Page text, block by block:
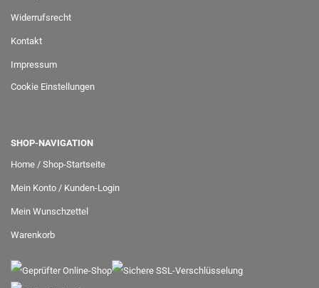
Widerrufsrecht
Kontakt
Impressum
Cookie Einstellungen
SHOP-NAVIGATION
Home / Shop-Startseite
Mein Konto / Kunden-Login
Mein Wunschzettel
Warenkorb